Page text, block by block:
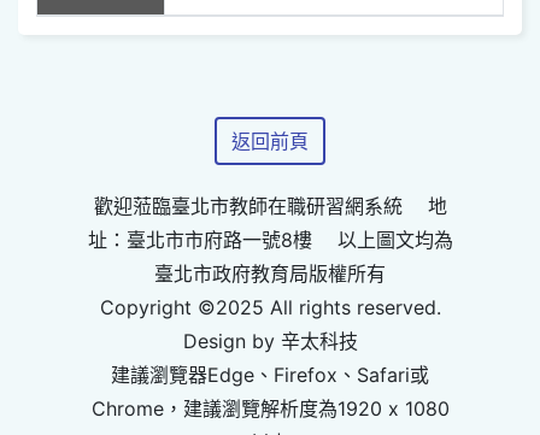
返回前頁
歡迎蒞臨臺北市教師在職研習網系統 地
址：臺北市市府路一號8樓 以上圖文均為
臺北市政府教育局版權所有
Copyright ©2025 All rights reserved.
Design by 辛太科技
建議瀏覽器Edge、Firefox、Safari或
Chrome，建議瀏覽解析度為1920 x 1080